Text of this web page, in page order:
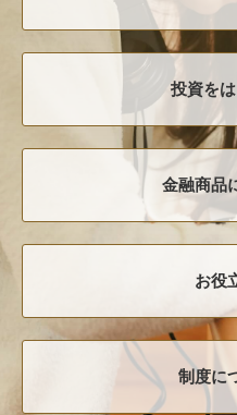
投資を
金融商品
お役
制度に